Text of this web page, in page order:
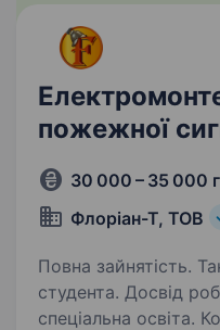
пожежної
30 000 – 35 000
Флоріан-Т, ТОВ
Повна зайнятість.
студента. Досвід
спеціальна освіта. Компанія «Флоріан-Т» — 20